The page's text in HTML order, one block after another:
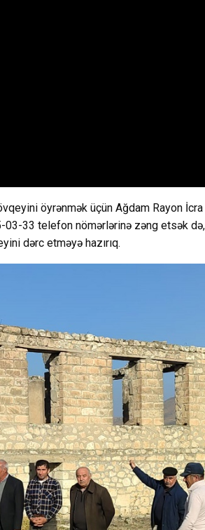
öyrənmək üçün Ağdam Rayon İcra
33 telefon nömərlərinə zəng etsək
dərc etməyə hazırıq.